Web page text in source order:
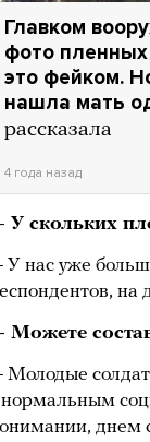
Главком
фото пленных
это фейком.
нашла мать
рассказала
4 года назад
У скольких
У нас уже
на
Можете
Молодые
нормальным
днем